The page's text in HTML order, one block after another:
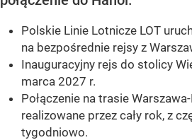
Polskie Linie Lotnicze LOT
na bezpośrednie rejsy z
Inauguracyjny rejs do stolicy
marca 2027 r.
Połączenie na trasie
realizowane przez cały rok, z
tygodniowo.